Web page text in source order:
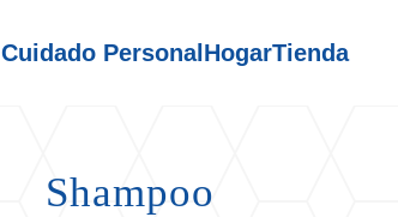
Cuidado PersonalHogarTienda
Shampoo